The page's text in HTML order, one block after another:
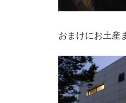
おまけにお土産